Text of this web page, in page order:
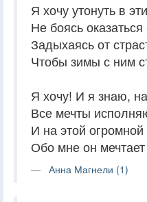
Я хочу утонуть в
Не боясь
Задыхаясь от
Чтобы зимы с ним
Я хочу! И я знаю,
Все мечты
И на этой огромной
Обо мне он
Анна Магнели (1)